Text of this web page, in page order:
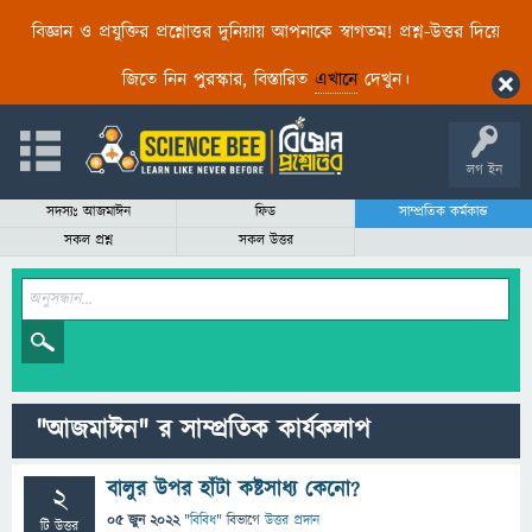
বিজ্ঞান ও প্রযুক্তির প্রশ্নোত্তর দুনিয়ায় আপনাকে স্বাগতম! প্রশ্ন-উত্তর দিয়ে
জিতে নিন পুরস্কার, বিস্তারিত এখানেদেখুন।
লগ ইন
সদস্যঃ আজমাঈন ফিড
সাম্প্রতিক কর্মকান্ড
সকল প্রশ্ন
সকল উত্তর
"আজমাঈন" র সাম্প্রতিক কার্যকলাপ
2
টি উত্তর
বালুর উপর হাঁটা কষ্টসাধ্য কেনো?
05 জুন 2022 "বিবিধ" বিভাগে উত্তর প্রদান